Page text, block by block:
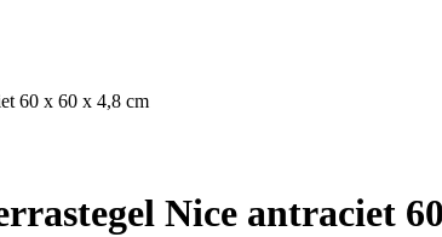
60 x 60 x 4,8 cm
Nice antraciet